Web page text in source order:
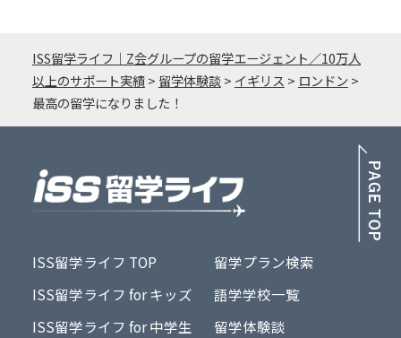
ISS留学ライフ｜Z会グループの留学エージェント／10万人
以上のサポート実績> 留学体験談> イギリス > ロンドン >
最高の留学になりました！
ISS留学ライフ TOP
ISS留学ライフ for キッズ
ISS留学ライフ for 中学生
留学プラン検索
語学学校一覧
留学体験談